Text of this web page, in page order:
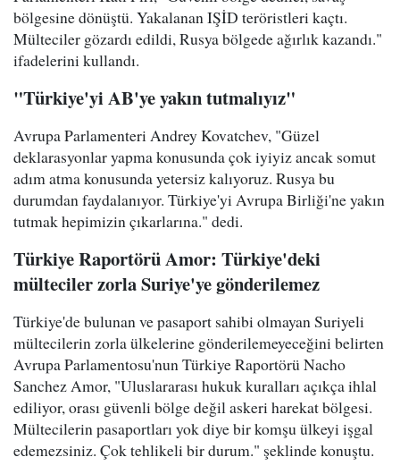
bölgesine dönüştü. Yakalanan IŞİD teröristleri kaçtı.
Mülteciler gözardı edildi, Rusya bölgede ağırlık kazandı."
ifadelerini kullandı.
"Türkiye'yi AB'ye yakın tutmalıyız"
Avrupa Parlamenteri Andrey Kovatchev, "Güzel
deklarasyonlar yapma konusunda çok iyiyiz ancak somut
adım atma konusunda yetersiz kalıyoruz. Rusya bu
durumdan faydalanıyor. Türkiye'yi Avrupa Birliği'ne yakın
tutmak hepimizin çıkarlarına." dedi.
Türkiye Raportörü Amor: Türkiye'deki
mülteciler zorla Suriye'ye gönderilemez
Türkiye'de bulunan ve pasaport sahibi olmayan Suriyeli
mültecilerin zorla ülkelerine gönderilemeyeceğini belirten
Avrupa Parlamentosu'nun Türkiye Raportörü Nacho
Sanchez Amor, "Uluslararası hukuk kuralları açıkça ihlal
ediliyor, orası güvenli bölge değil askeri harekat bölgesi.
Mültecilerin pasaportları yok diye bir komşu ülkeyi işgal
edemezsiniz. Çok tehlikeli bir durum." şeklinde konuştu.